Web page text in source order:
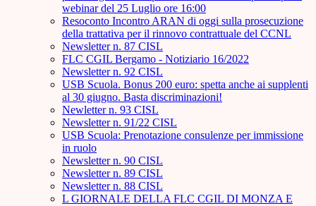
webinar del 25 Luglio ore 16:00
Resoconto Incontro ARAN di oggi sulla prosecuzione
della trattativa per il rinnovo contrattuale del CCNL
Newsletter n. 87 CISL
FLC CGIL Bergamo - Notiziario 16/2022
Newsletter n. 92 CISL
USB Scuola. Bonus 200 euro: spetta anche ai supplenti
al 30 giugno. Basta discriminazioni!
Newletter n. 93 CISL
Newsletter n. 91/22 CISL
USB Scuola: Prenotazione consulenze per immissione
in ruolo
Newsletter n. 90 CISL
Newsletter n. 89 CISL
Newsletter n. 88 CISL
L GIORNALE DELLA FLC CGIL DI MONZA E